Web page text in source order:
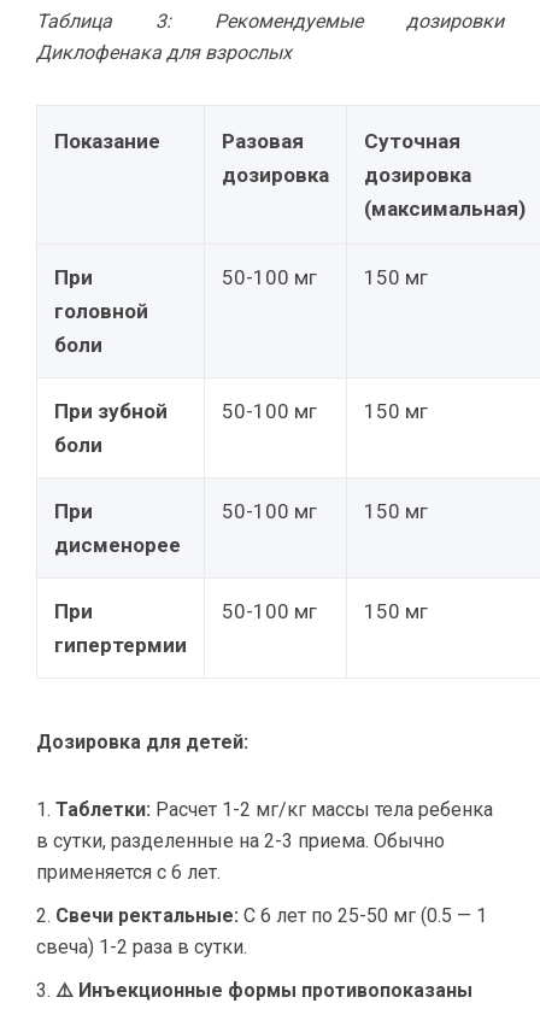
Таблица 3: Рекомендуемые дозировки
Диклофенака для взрослых
Показание
Разовая
дозировка
Суточная
дозировка
(максимальная)
При
головной
боли
50-100 мг 150 мг
При зубной
боли
50-100 мг 150 мг
При
дисменорее
50-100 мг 150 мг
При
гипертермии
50-100 мг 150 мг
Дозировка для детей:
Таблетки: Расчет 1-2 мг/кг массы тела ребенка
в сутки, разделенные на 2-3 приема. Обычно
применяется с 6 лет.
Свечи ректальные: С 6 лет по 25-50 мг (0.5 — 1
свеча) 1-2 раза в сутки.
⚠️ Инъекционные формы противопоказаны